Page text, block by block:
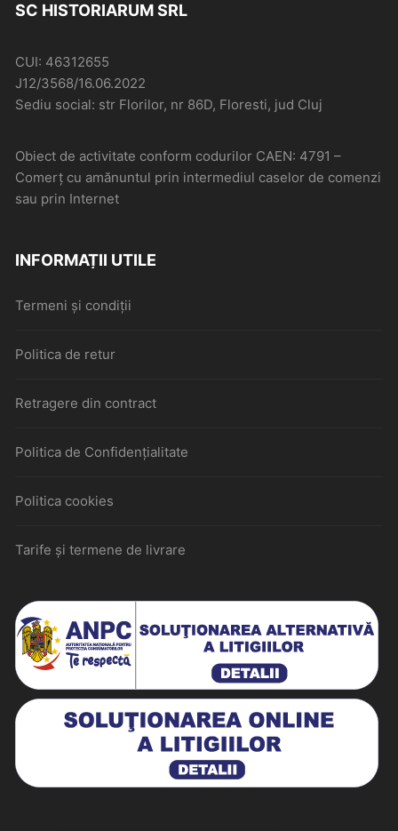
SC HISTORIARUM SRL
CUI: 46312655
J12/3568/16.06.2022
Sediu social: str Florilor, nr 86D, Floresti, jud Cluj
Obiect de activitate conform codurilor CAEN: 4791 –
Comerţ cu amănuntul prin intermediul caselor de comenzi
sau prin Internet
INFORMAȚII UTILE
Termeni și condiții
Politica de retur
Retragere din contract
Politica de Confidențialitate
Politica cookies
Tarife și termene de livrare